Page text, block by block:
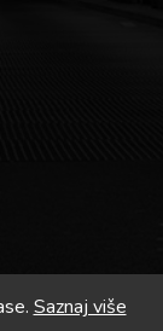
Saznaj više